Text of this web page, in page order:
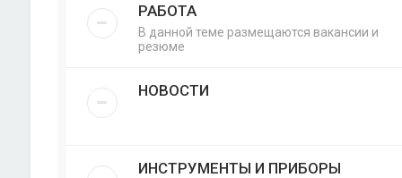
РАБОТА
В данной теме размещаются вакансии и
резюме
НОВОСТИ
ИНСТРУМЕНТЫ И ПРИБОРЫ